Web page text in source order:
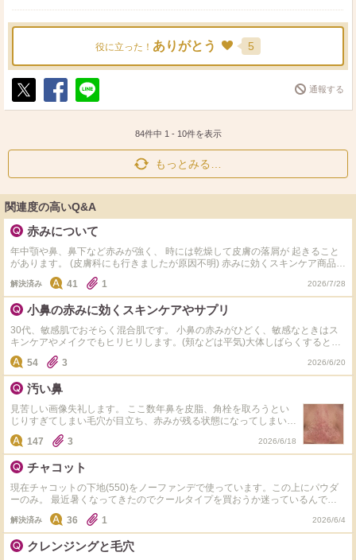
役に立った！ ありがとう 5
ポ
シ
送
通報する
84件中 1 - 10件を表示
もっとみる…
関連度の高いQ&A
赤みについて
年中顎や鼻、鼻下など赤みが強く、 時には乾燥して皮膚の落屑が 起きること
があります。 (皮膚科にも行きましたが原因不明) 赤みに効くスキンケア商品
ありましたら教えて頂きたいです。
解決済み 41 1 2026/7/28
小鼻の赤みに効くスキンケアやサプリ
30代、敏感肌でおそらく混合肌です。 小鼻の赤みがひどく、敏感なときはス
キンケアやメイクでもヒリヒリします。(頬などは平気)大体しばらくすると痛
みはなくなるのでそのまま使っていますが… 敏感肌向きのコスメやスキンケ
アも使いましたが今のところ無印の化粧水と乳液のみ大丈夫でした。 アゼラ
イン酸が良いと聞いてコスデバハの美容液を使いましたがイマイチ効果がわか
らず、今はメディキューブのアゼライン酸ナイアシンアミドクリアトナを使っ
ています。 同じような方、オススメのスキンケアを教えていただきたいで
す。
54 3 2026/6/20
汚い鼻
見苦しい画像失礼します。 ここ数年鼻を皮脂、角栓を取ろうとい
じりすぎてしまい毛穴が目立ち、赤みが残る状態になってしまいま
した。鼻全体が凸凹していてずっと気にしてしまいます。いじろう
とするのをやめても大きい角栓が飛び出てザラザラするためやめら
れません。目立たなくできますか？美容皮膚科行った方がいいでし
ょうか。
147 3 2026/6/18
チャコット
現在チャコットの下地(550)をノーファンデで使っています。この上にパウダ
ーのみ。 最近暑くなってきたのでクールタイプを買おうか迷っているんです
が、どちらがカバー力あるでしょうか？
解決済み 36 1 2026/6/4
クレンジングと毛穴